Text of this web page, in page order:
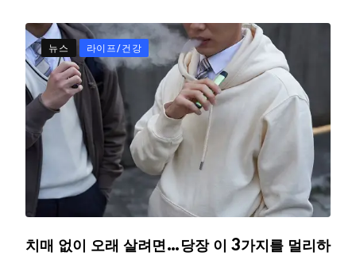
뉴스 라이프/건강
치매 없이 오래 살려면…당장 이 3가지를 멀리하